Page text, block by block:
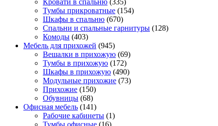
Кровати в спальню (335)
Тумбы прикроватные (154)
Шкафы в спальню (670)
Спальни и спальные гарнитуры (128)
Комоды (403)
Мебель для прихожей (945)
Вешалки в прихожую (69)
Тумбы в прихожую (172)
Шкафы в прихожую (490)
Модульные прихожие (73)
Прихожие (150)
Обувницы (68)
Офисная мебель (141)
Рабочие кабинеты (1)